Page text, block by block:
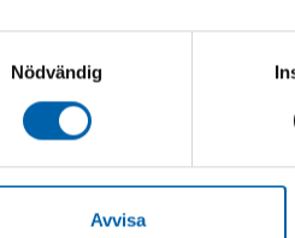
Nödvändig
Avvisa
det område du vill veta mer
så snart vi kan.